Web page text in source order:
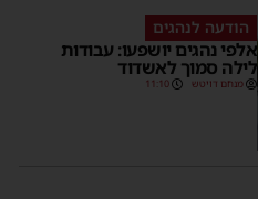
הודעה לנהגים
אלפי נהגים יושפעו: עבודות
לילה סמוך לאשדוד
מנחם דויטש 11:10